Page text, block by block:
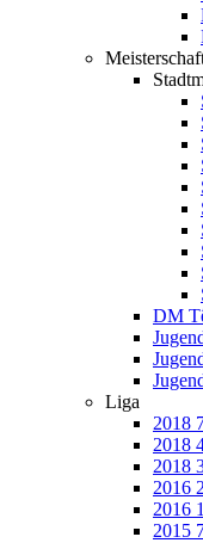
DM
Liga
2018
2018
2018
2016
2016
2015